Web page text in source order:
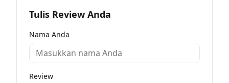
Tulis Review Anda
Nama Anda
Review